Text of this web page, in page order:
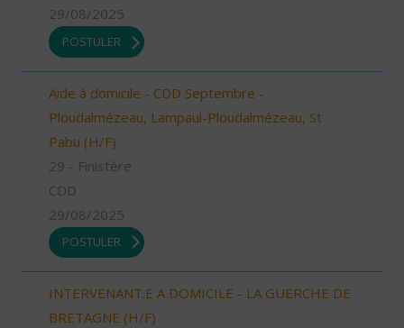
29/08/2025
POSTULER
Aide à domicile - CDD Septembre -
Ploudalmézeau, Lampaul-Ploudalmézeau, St
Pabu (H/F)
29 - Finistère
CDD
29/08/2025
POSTULER
INTERVENANT.E A DOMICILE - LA GUERCHE DE
BRETAGNE (H/F)